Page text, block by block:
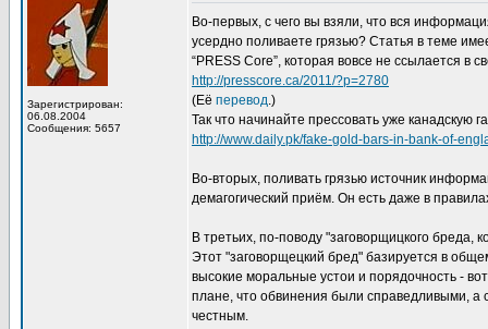
Зарегистрирован:
06.08.2004
Сообщения: 5657
Во-первых, с чего вы взяли, что вся
усердно поливаете грязью? Статья в теме
“PRESS Core”, которая вовсе не ссылается в
http://presscore.ca/2011/?p=2780
(Её перевод.)
Так что начинайте прессовать уже канадскую
http://www.daily.pk/fake-gold-bars-in-bank-of-
Во-вторых, поливать грязью источник
демагогический приём. Он есть даже в
В третьих, по-поводу "заговорщицкого
Этот "заговорщецкий бред" базируется в
высокие моральные устои и порядочность -
плане, что обвинения были справедливыми, а
честным.